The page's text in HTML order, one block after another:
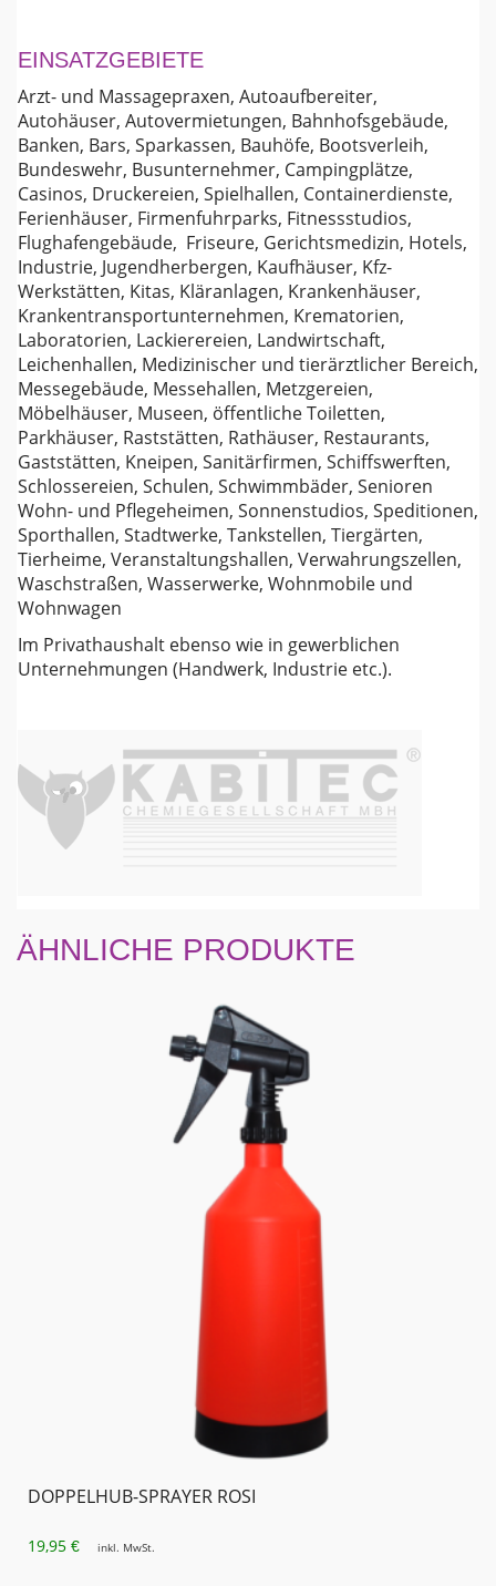
EINSATZGEBIETE
Arzt- und Massagepraxen, Autoaufbereiter,
Autohäuser, Autovermietungen, Bahnhofsgebäude,
Banken, Bars, Sparkassen, Bauhöfe, Bootsverleih,
Bundeswehr, Busunternehmer, Campingplätze,
Casinos, Druckereien, Spielhallen, Containerdienste,
Ferienhäuser, Firmenfuhrparks, Fitnessstudios,
Flughafengebäude, Friseure, Gerichtsmedizin, Hotels,
Industrie, Jugendherbergen, Kaufhäuser, Kfz-
Werkstätten, Kitas, Kläranlagen, Krankenhäuser,
Krankentransportunternehmen, Krematorien,
Laboratorien, Lackierereien, Landwirtschaft,
Leichenhallen, Medizinischer und tierärztlicher Bereich,
Messegebäude, Messehallen, Metzgereien,
Möbelhäuser, Museen, öffentliche Toiletten,
Parkhäuser, Raststätten, Rathäuser, Restaurants,
Gaststätten, Kneipen, Sanitärfirmen, Schiffswerften,
Schlossereien, Schulen, Schwimmbäder, Senioren
Wohn- und Pflegeheimen, Sonnenstudios, Speditionen,
Sporthallen, Stadtwerke, Tankstellen, Tiergärten,
Tierheime, Veranstaltungshallen, Verwahrungszellen,
Waschstraßen, Wasserwerke, Wohnmobile und
Wohnwagen
Im Privathaushalt ebenso wie in gewerblichen
Unternehmungen (Handwerk, Industrie etc.).
ÄHNLICHE PRODUKTE
DOPPELHUB-SPRAYER ROSI
19,95 € inkl. MwSt.